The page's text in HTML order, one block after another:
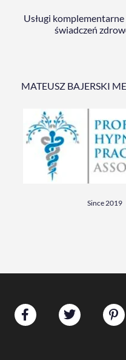
Usługi
świadczeń
MATEUSZ BAJERSKI
Since 2019